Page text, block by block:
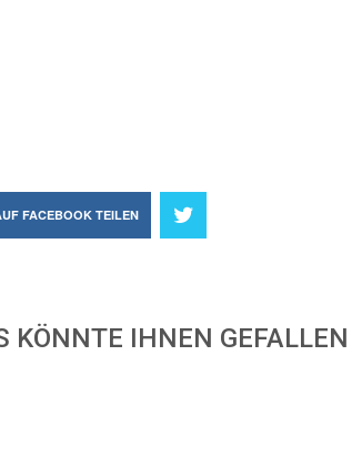
FACEBOOK TEILEN
KÖNNTE IHNEN GEFALLEN